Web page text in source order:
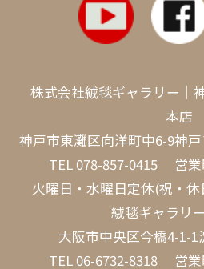
株式会社絨毯ギャラリー｜
本店
神戸市東灘区向洋町中6-9神
TEL 078-857-0415 営業
火曜日・水曜日定休(祝・
絨毯ギャラリ
大阪市中央区今橋4-1-
TEL 06-6732-8318 営業